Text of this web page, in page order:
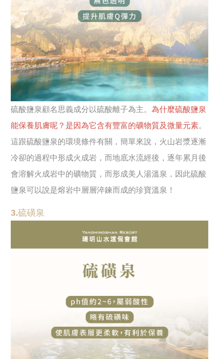
硫酸鹽泉顧名思義成分以硫酸離子為主。為什麼硫酸鹽泉
能保養肌膚呢？是因為它含有豐富的礦物質及微量元素。
這跟硫酸鹽泉的環境條件有關，簡單來說，火山岩漿逐漸
冷卻的過程中形成火成岩，而地底水流經後，逐年累月後
會溶解火成岩中的礦物質，而形成美人湯溫泉，因此硫酸
鹽泉可以說是熔岩中層層淬鍊而成的珍寶溫泉！
3.硫磺泉